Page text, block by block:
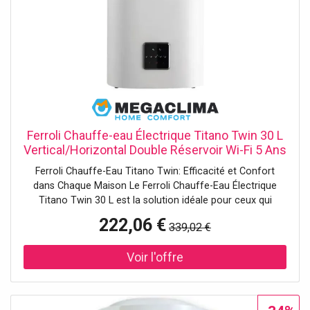
Ferroli Chauffe-eau Électrique Titano Twin 30 L
Vertical/Horizontal Double Réservoir Wi-Fi 5 Ans
Garantie
Ferroli Chauffe-Eau Titano Twin: Efficacité et Confort
dans Chaque Maison Le Ferroli Chauffe-Eau Électrique
Titano Twin 30 L est la solution idéale pour ceux qui
recherchent un chauffage de l'eau rapide et efficace.
Avec sa capacité de 30 litres et la possibilité d'installation
verticale ou horizontale, ce chauffe-eau s'adapte
facilement à tout type de logement, garantissant toujours
disponible, le rendant parfait même pour les espaces les
222,06 € 339,02 €